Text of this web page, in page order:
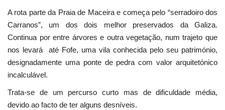
A rota parte da Praia de Maceira e começa pelo “serradoiro dos
Carranos”, um dos dois melhor preservados da Galiza.
Continua por entre árvores e outra vegetação, num trajeto que
nos levará até Fofe, uma vila conhecida pelo seu património,
designadamente uma ponte de pedra com valor arquitetónico
incalculável.
Trata-se de um percurso curto mas de dificuldade média,
devido ao facto de ter alguns desníveis.